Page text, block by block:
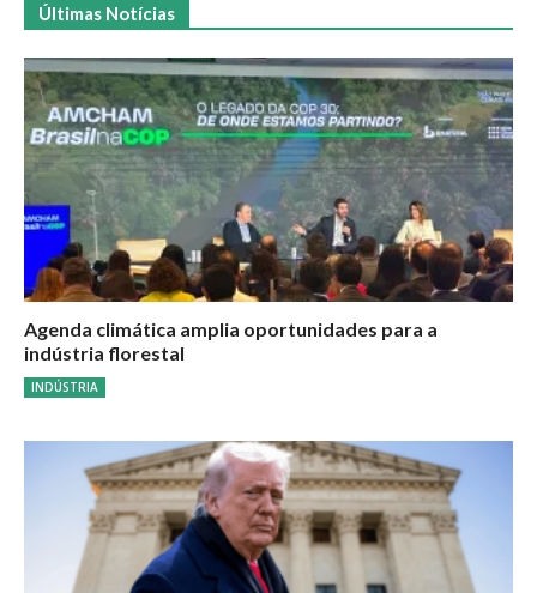
Últimas Notícias
Agenda climática amplia oportunidades para a
indústria florestal
INDÚSTRIA